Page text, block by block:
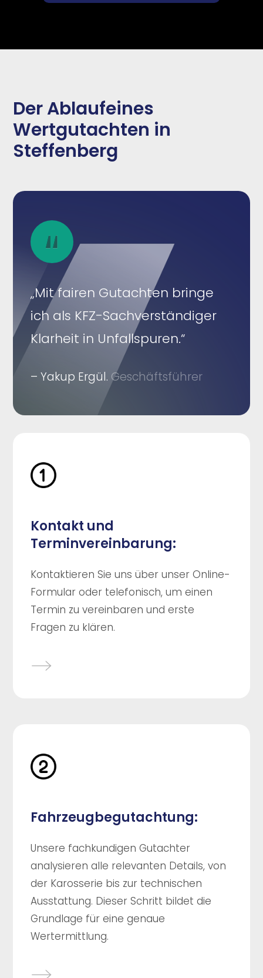
Der Ablaufeines
Wertgutachten in
Steffenberg
„Mit fairen Gutachten bringe
ich als KFZ-Sachverständiger
Klarheit in Unfallspuren.“
– Yakup Ergül. Geschäftsführer
Kontakt und
Terminvereinbarung:
Kontaktieren Sie uns über unser Online-
Formular oder telefonisch, um einen
Termin zu vereinbaren und erste
Fragen zu klären.
Fahrzeugbegutachtung:
Unsere fachkundigen Gutachter
analysieren alle relevanten Details, von
der Karosserie bis zur technischen
Ausstattung. Dieser Schritt bildet die
Grundlage für eine genaue
Wertermittlung.